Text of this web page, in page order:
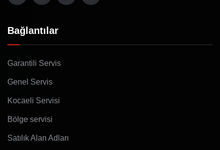
Bağlantılar
Garantili Servis
Genel Servis
Kocaeli Servisi
Bölge servisi
Satılık Alan Adları